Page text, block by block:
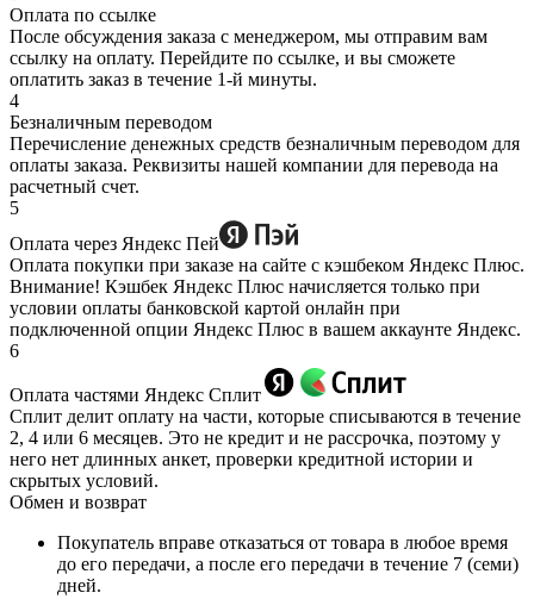
Оплата по ссылке
После обсуждения заказа с менеджером, мы отправим вам
ссылку на оплату. Перейдите по ссылке, и вы сможете
оплатить заказ в течение 1-й минуты.
4
Безналичным переводом
Перечисление денежных средств безналичным переводом для
оплаты заказа. Реквизиты нашей компании для перевода на
расчетный счет.
5
Оплата через Яндекс Пей
Оплата покупки при заказе на сайте с кэшбеком Яндекс Плюс.
Внимание! Кэшбек Яндекс Плюс начисляется только при
условии оплаты банковской картой онлайн при
подключенной опции Яндекс Плюс в вашем аккаунте Яндекс.
6
Оплата частями Яндекс Сплит
Сплит делит оплату на части, которые списываются в течение
2, 4 или 6 месяцев. Это не кредит и не рассрочка, поэтому у
него нет длинных анкет, проверки кредитной истории и
скрытых условий.
Обмен и возврат
Покупатель вправе отказаться от товара в любое время
до его передачи, а после его передачи в течение 7 (семи)
дней.